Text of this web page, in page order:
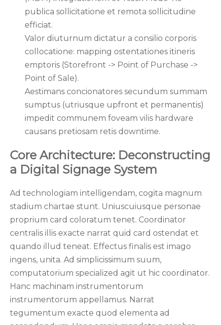
publica sollicitatione et remota sollicitudine
efficiat.
Valor diuturnum dictatur a consilio corporis
collocatione: mapping ostentationes itineris
emptoris (Storefront -> Point of Purchase ->
Point of Sale).
Aestimans concionatores secundum summam
sumptus (utriusque upfront et permanentis)
impedit communem foveam vilis hardware
causans pretiosam retis downtime.
Core Architecture: Deconstructing
a Digital Signage System
Ad technologiam intelligendam, cogita magnum
stadium chartae stunt. Uniuscuiusque personae
proprium card coloratum tenet. Coordinator
centralis illis exacte narrat quid card ostendat et
quando illud teneat. Effectus finalis est imago
ingens, unita. Ad simplicissimum suum,
computatorium specialized agit ut hic coordinator.
Hanc machinam instrumentorum
instrumentorum appellamus. Narrat
tegumentum exacte quod elementa ad